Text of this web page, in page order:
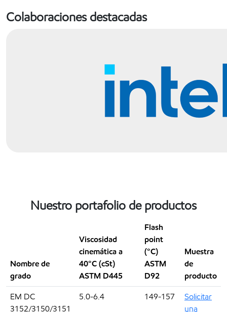
Colaboraciones destacadas
Nuestro portafolio de productos
Nombre de
grado
Viscosidad
cinemática a
40°C (cSt)
ASTM D445
Flash
point
(°C)
ASTM
D92
Muestra
de
producto
EM DC
3152/3150/3151
5.0-6.4 149-157
Solicitar
una